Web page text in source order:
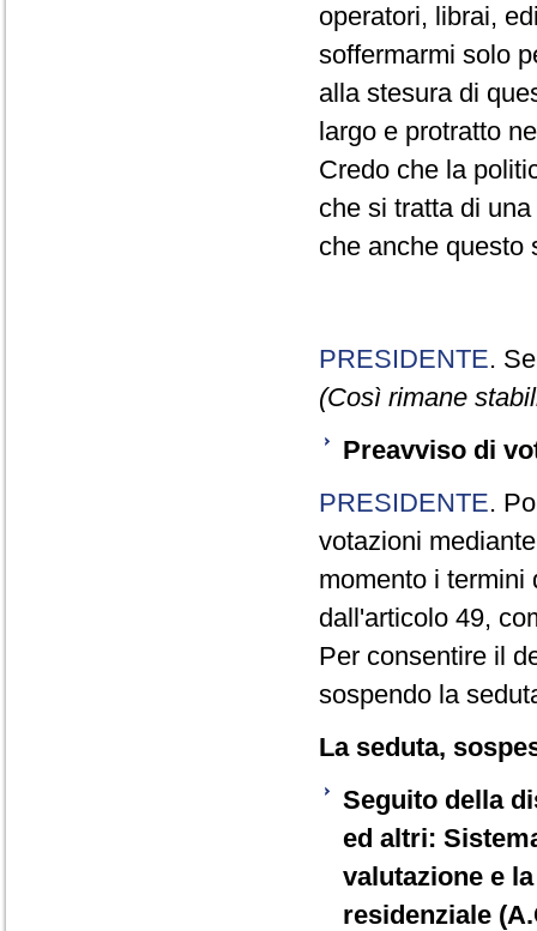
operatori, librai,
soffermarmi solo
alla stesura di
largo e protratto
Credo che la
che si tratta di
che anche questo
PRESIDENTE.
(Così rimane
Preavviso di
PRESIDENTE.
votazioni
momento i termini
dall'articolo 49,
Per consentire il
sospendo la
La seduta,
Seguito della
ed altri:
valutazione e
residenziale